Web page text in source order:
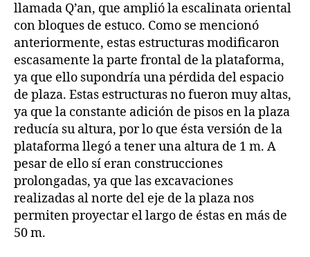
llamada Q’an, que amplió la escalinata oriental
con bloques de estuco. Como se mencionó
anteriormente, estas estructuras modificaron
escasamente la parte frontal de la plataforma,
ya que ello supondría una pérdida del espacio
de plaza. Estas estructuras no fueron muy altas,
ya que la constante adición de pisos en la plaza
reducía su altura, por lo que ésta versión de la
plataforma llegó a tener una altura de 1 m. A
pesar de ello sí eran construcciones
prolongadas, ya que las excavaciones
realizadas al norte del eje de la plaza nos
permiten proyectar el largo de éstas en más de
50 m.